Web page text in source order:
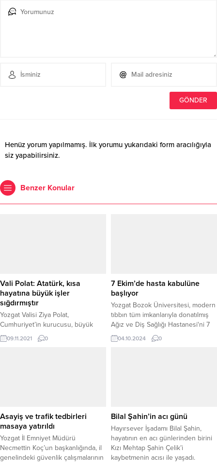
Henüz yorum yapılmamış. İlk yorumu yukarıdaki form aracılığıyla
siz yapabilirsiniz.
Benzer Konular
Vali Polat: Atatürk, kısa
hayatına büyük işler
sığdırmıştır
Yozgat Valisi Ziya Polat,
Cumhuriyet’in kurucusu, büyük
asker ve devlet adamı Gazi Mustafa
Kemal Atatürk'ü, ebediyete
09.11.2021 0
7 Ekim’de hasta kabulüne
başlıyor
Yozgat Bozok Üniversitesi, modern
tıbbın tüm imkanlarıyla donatılmış
Ağız ve Diş Sağlığı Hastanesi'ni 7
Ekim Pazartesi günü hasta
kabulüne açıyor. Bölge halkına
04.10.2024 0
Asayiş ve trafik tedbirleri
masaya yatırıldı
Yozgat İl Emniyet Müdürü
Necmettin Koç’un başkanlığında, il
genelindeki güvenlik çalışmalarının
Bilal Şahin’in acı günü
Hayırsever İşadamı Bilal Şahin,
hayatının en acı günlerinden birini
Kızı Mehtap Şahin Çelik’i
kaybetmenin acısı ile yaşadı.